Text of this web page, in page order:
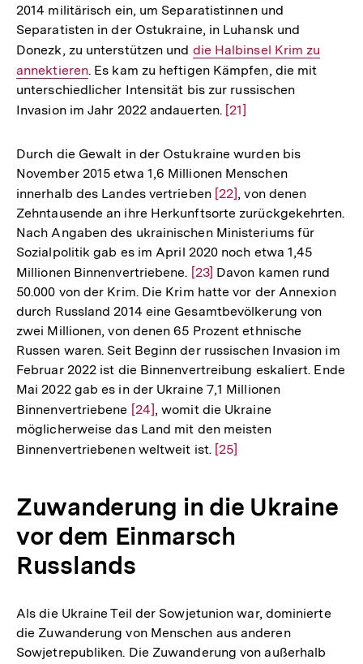
2014 militärisch ein, um Separatistinnen und
Separatisten in der Ostukraine, in Luhansk und
Donezk, zu unterstützen und Interner
Link:
die Halbinsel Krim zu
annektieren. Es kam zu heftigen Kämpfen, die mit
unterschiedlicher Intensität bis zur russischen
Invasion im Jahr 2022 andauerten. Zur
der
Fußnote
[21]
Durch die Gewalt in der Ostukraine wurden bis
November 2015 etwa 1,6 Millionen Menschen
innerhalb des Landes vertrieben Zur
Auflösung
der
Fußnote
[22] , von denen
Zehntausende an ihre Herkunftsorte zurückgekehrten.
Nach Angaben des ukrainischen Ministeriums für
Sozialpolitik gab es im April 2020 noch etwa 1,45
Millionen Binnenvertriebene. Zur
Auflösung
der
Fußnote
[23] Davon kamen rund
50.000 von der Krim. Die Krim hatte vor der Annexion
durch Russland 2014 eine Gesamtbevölkerung von
zwei Millionen, von denen 65 Prozent ethnische
Russen waren. Seit Beginn der russischen Invasion im
Februar 2022 ist die Binnenvertreibung eskaliert. Ende
Mai 2022 gab es in der Ukraine 7,1 Millionen
Binnenvertriebene Zur
Auflösung
der
[24] , womit die Ukraine
möglicherweise das Land mit den meisten
Binnenvertriebenen weltweit ist. Zur
Fußnote
[25]
Zuwanderung in die Ukraine
vor dem Einmarsch
Russlands
Als die Ukraine Teil der Sowjetunion war, dominierte
die Zuwanderung von Menschen aus anderen
Sowjetrepubliken. Die Zuwanderung von außerhalb